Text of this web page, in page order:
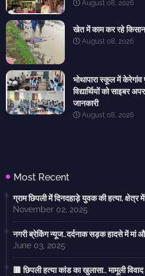
August 08, 2026
खेत में काम कर रहे किसान
August 08, 2026
भोथापारा स्कूल में
विद्यार्थियों को साइबर
जानकारी
August 08, 2026
Most Recent
ग्राम छिपली में दिनदहाड़े युवक की हत्या, क्षेत्र
November 02, 2025
नगरी ब्रेकिंग न्यूज..दर्दनाक सड़क हादसे में मां
June 03, 2025
🟥 छिपली हत्या कांड का खुलासा.. मामूली